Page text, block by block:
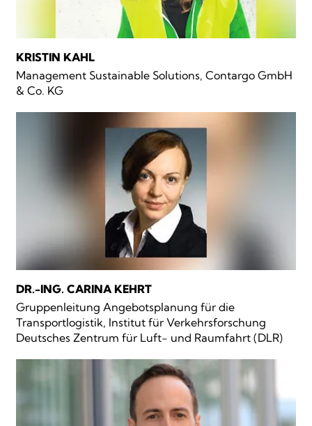
KRISTIN KAHL
Management Sustainable Solutions, Contargo GmbH
& Co. KG
DR.-ING. CARINA KEHRT
Gruppenleitung Angebotsplanung für die
Transportlogistik, Institut für Verkehrsforschung
Deutsches Zentrum für Luft- und Raumfahrt (DLR)